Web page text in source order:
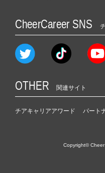
CheerCareer SNS
OTHER 関連サイト
チアキャリアアワード パート
Copyright© Cheer